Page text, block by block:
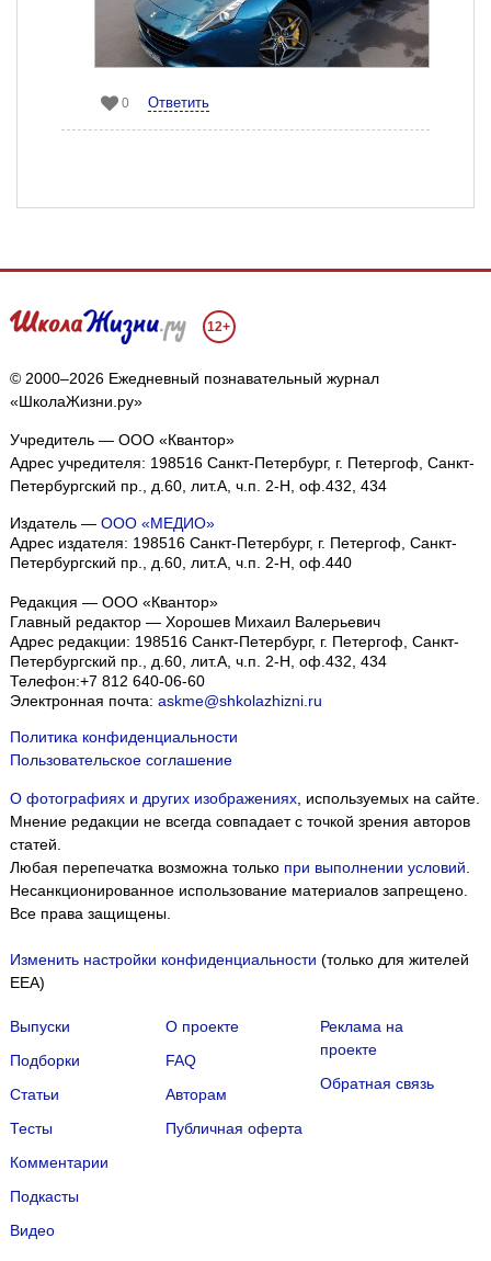
0 Ответить
12+
© 2000–2026 Ежедневный познавательный журнал
«ШколаЖизни.ру»
Учредитель — ООО «Квантор»
Адрес учредителя: 198516 Санкт-Петербург, г. Петергоф, Санкт-
Петербургский пр., д.60, лит.А, ч.п. 2-Н, оф.432, 434
Издатель — ООО «МЕДИО»
Адрес издателя: 198516 Санкт-Петербург, г. Петергоф, Санкт-
Петербургский пр., д.60, лит.А, ч.п. 2-Н, оф.440
Редакция — ООО «Квантор»
Главный редактор — Хорошев Михаил Валерьевич
Адрес редакции: 198516 Санкт-Петербург, г. Петергоф Санкт-
Петербургский пр., д.60, лит.А, ч.п. 2-Н, оф.432, 434
Телефон:+7 812 640-06-60
Электронная почта: askme@shkolazhizni.ru
Политика конфиденциальности
Пользовательское соглашение
О фотографиях и других изображениях, используемых на сайте.
Мнение редакции не всегда совпадает с точкой зрения авторов
статей.
Любая перепечатка возможна только при выполнении условий
Несанкционированное использование материалов запрещено.
Все права защищены.
Изменить настройки конфиденциальности (только для жителей
EEA)
Выпуски
Подборки
Статьи
Тесты
Комментарии
Подкасты
Видео
О проекте
FAQ
Авторам
Публичная оферта
Реклама на
проекте
Обратная связь